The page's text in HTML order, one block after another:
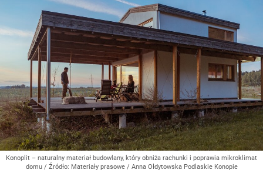
Konoplit – naturalny materiał budowlany, który obniża rachunki i poprawia mikroklimat
domu / Źródło: Materiały prasowe / Anna Ołdytowska Podlaskie Konopie